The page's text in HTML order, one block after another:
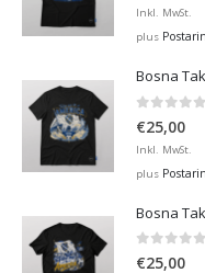
Inkl. MwSt.
plus
Bosna
€25,00
Inkl. MwSt.
plus
Bosna
0 out of
€25,00